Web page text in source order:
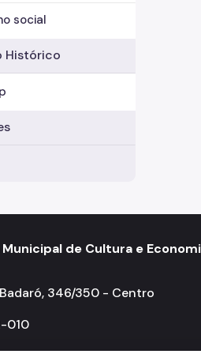
social
Histórico
de Cultura e
346/350 - Centro
010